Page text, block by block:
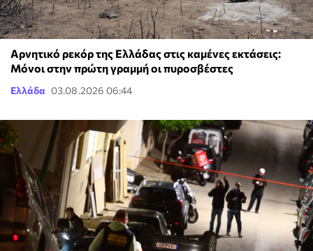
Αρνητικό ρεκόρ της Ελλάδας στις καμένες εκτάσεις:
Μόνοι στην πρώτη γραμμή οι πυροσβέστες
Ελλάδα 03.08.2026 06:44